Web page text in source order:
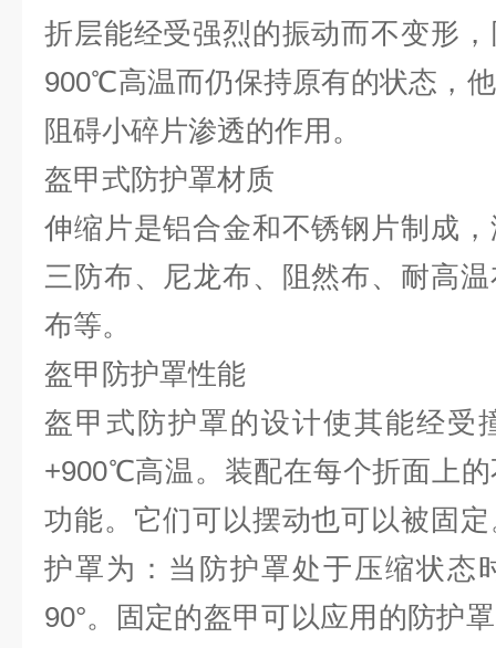
折层能经受强烈的振动而不变形
900℃高温而仍保持原有的状态，
阻碍小碎片渗透的作用。
盔甲式防护罩材质
伸缩片是铝合金和不锈钢片制成
三防布、尼龙布、阻然布、耐高
布等。
盔甲防护罩性能
盔甲式防护罩的设计使其能经受
+900℃高温。装配在每个折面上
功能。它们可以摆动也可以被固
护罩为：当防护罩处于压缩状态
90°。固定的盔甲可以应用的防护